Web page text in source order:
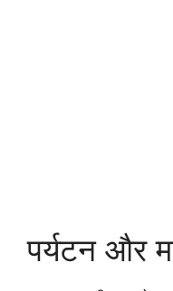
पर्यटन और